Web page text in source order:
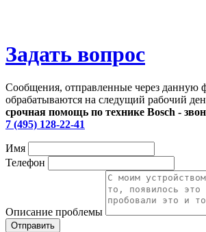
Задать вопрос
Сообщения, отправленные через данную
обрабатываются на следущий рабочий
срочная помощь по технике Bosch -
7 (495) 128-22-41
Имя
Телефон
Описание проблемы